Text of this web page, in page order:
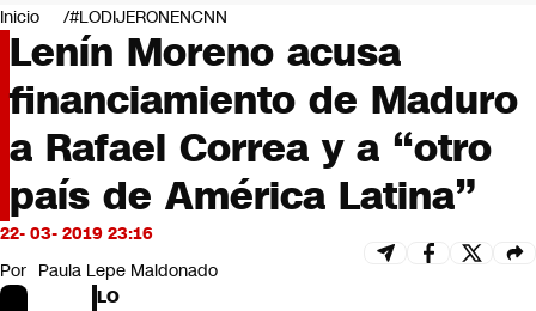
Negocios
Deportes
Programas completos
Cultura
Servicios
Bits
CNN Data
CNN tiempo
Futuro 360
Inicio #LODIJERONENCNN
Lenín Moreno acusa
financiamiento de Maduro
a Rafael Correa y a “otro
país de América Latina”
22- 03- 2019 23:16
Por Paula Lepe Maldonado
LO